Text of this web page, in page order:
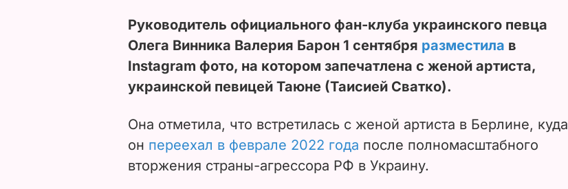
Руководитель официального фан-клуба украинского певца
Олега Винника Валерия Барон 1 сентября разместила в
Instagram фото, на котором запечатлена с женой артиста,
украинской певицей Таюне (Таисией Сватко).
Она отметила, что встретилась с женой артиста в Берлине, куда
он переехал в феврале 2022 года после полномасштабного
вторжения страны-агрессора РФ в Украину.